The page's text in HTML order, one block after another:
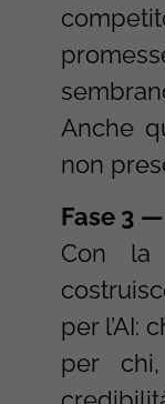
Anche
non
Fase 3
Con la
per l’AI:
per